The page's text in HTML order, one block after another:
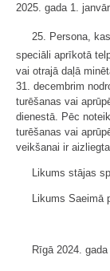
2025. gada 1.
25. Persona,
speciāli aprīkotā
vai otrajā daļā
31. decembrim
turēšanas vai
dienestā. Pēc
turēšanas vai
veikšanai ir
Likums stājas
Likums Saeimā
Rīgā 2024.